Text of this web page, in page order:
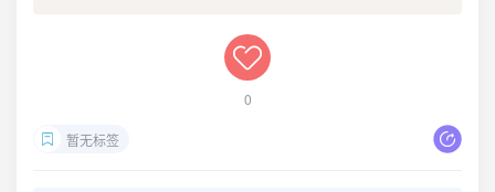
0
暂无标签